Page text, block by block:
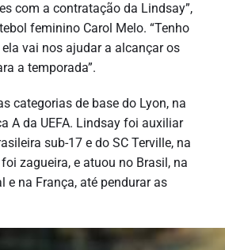
com a contratação da Lindsay”,
feminino Carol Melo. “Tenho
vai nos ajudar a alcançar os
a temporada”.
categorias de base do Lyon, na
A da UEFA. Lindsay foi auxiliar
sub-17 e do SC Terville, na
zagueira, e atuou no Brasil, na
e na França, até pendurar as